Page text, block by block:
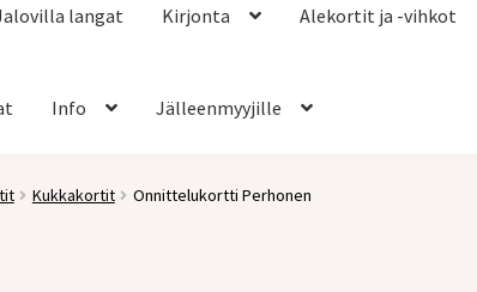
langat Kirjonta Alekortit ja -vihkot
Info Jälleenmyyjille
Kukkakortit Onnittelukortti Perhonen